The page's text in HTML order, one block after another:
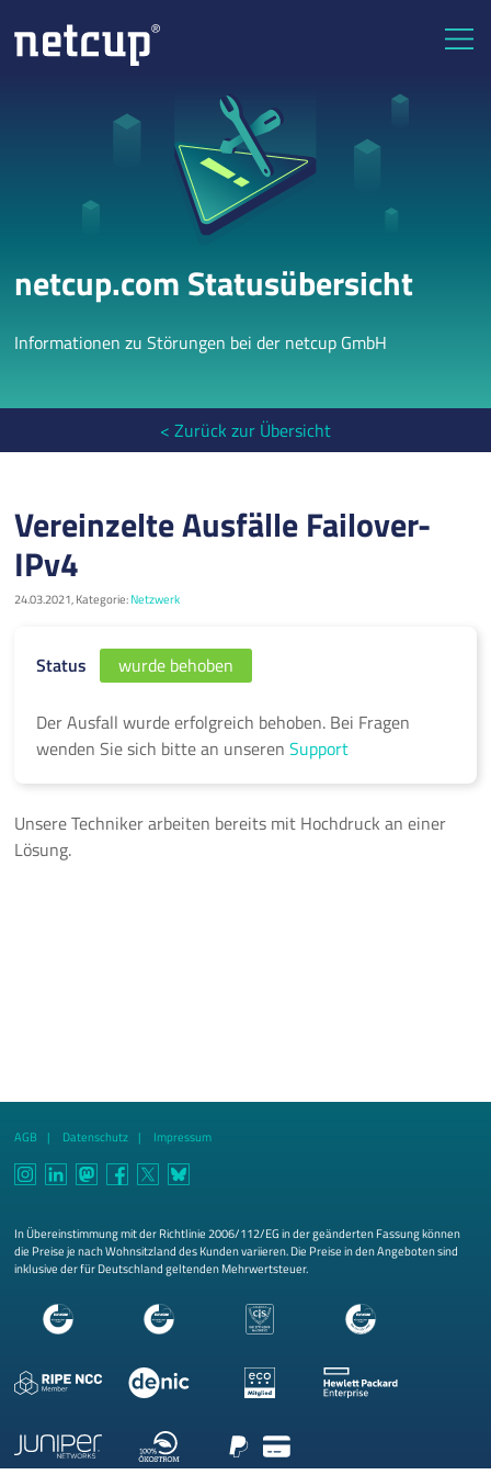
netcup.com Statusübersicht
Informationen zu Störungen bei der netcup GmbH
< Zurück zur Übersicht
Vereinzelte Ausfälle Failover-
IPv4
24.03.2021, Kategorie:Netzwerk
Status wurde behoben
Der Ausfall wurde erfolgreich behoben. Bei Fragen
wenden Sie sich bitte an unseren Support
Unsere Techniker arbeiten bereits mit Hochdruck an einer
Lösung.
AGB Datenschutz Impressum
In Übereinstimmung mit der Richtlinie 2006/112/EG in der geänderten Fassung können
die Preise je nach Wohnsitzland des Kunden variieren. Die Preise in den Angeboten sind
inklusive der für Deutschland geltenden Mehrwertsteuer.